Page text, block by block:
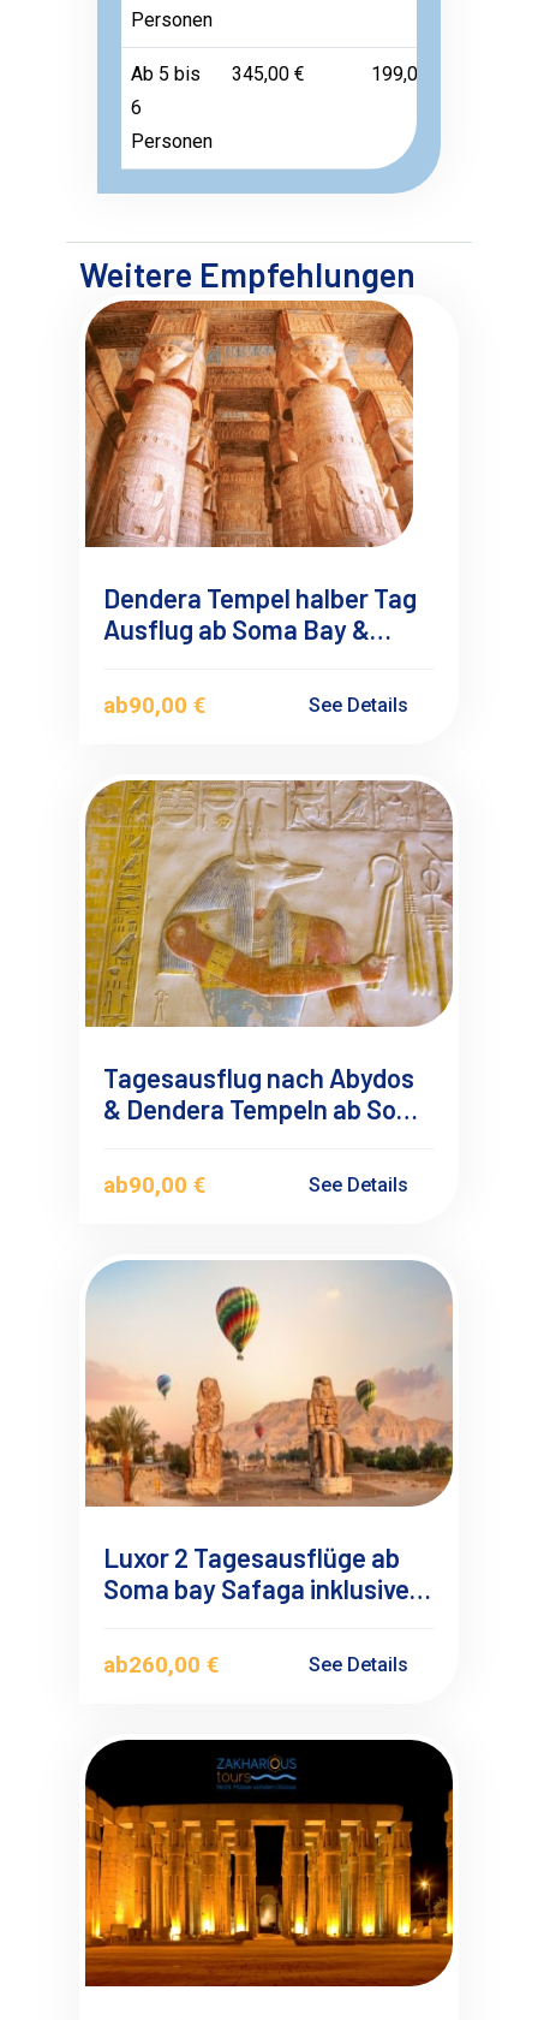
Personen
Ab 5 bis
6
Personen
345,00 € 199,00 €
Weitere Empfehlungen
Dendera Tempel halber Tag
Ausflug ab Soma Bay &
Deutschsprachigen
Reiseführer
ab90,00 € See Details
Tagesausflug nach Abydos
& Dendera Tempeln ab Soma
ab90,00 € See Details
Luxor 2 Tagesausflüge ab
Soma bay Safaga inklusive
ab260,00 € See Details